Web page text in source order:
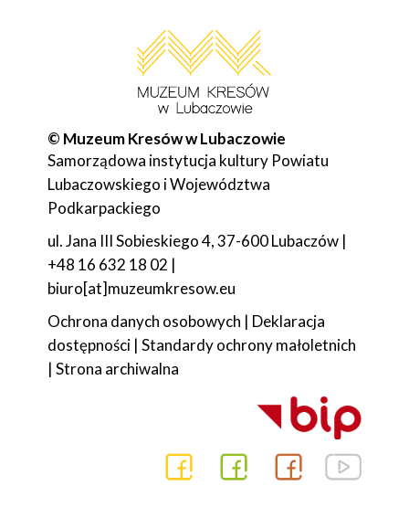
© Muzeum Kresów w Lubaczowie
Samorządowa instytucja kultury Powiatu
Lubaczowskiego i Województwa
Podkarpackiego
ul. Jana III Sobieskiego 4, 37-600 Lubaczów |
+48 16 632 18 02 |
biuro[at]muzeumkresow.eu
Ochrona danych osobowych | Deklaracja
dostępności | Standardy ochrony małoletnich
| Strona archiwalna